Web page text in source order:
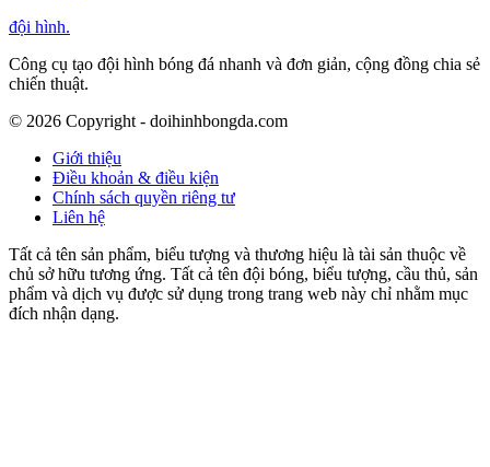
đội hình.
Công cụ tạo đội hình bóng đá nhanh và đơn giản, cộng đồng chia sẻ
chiến thuật.
© 2026 Copyright - doihinhbongda.com
Giới thiệu
Điều khoản & điều kiện
Chính sách quyền riêng tư
Liên hệ
Tất cả tên sản phẩm, biểu tượng và thương hiệu là tài sản thuộc về
chủ sở hữu tương ứng. Tất cả tên đội bóng, biểu tượng, cầu thủ, sản
phẩm và dịch vụ được sử dụng trong trang web này chỉ nhằm mục
đích nhận dạng.